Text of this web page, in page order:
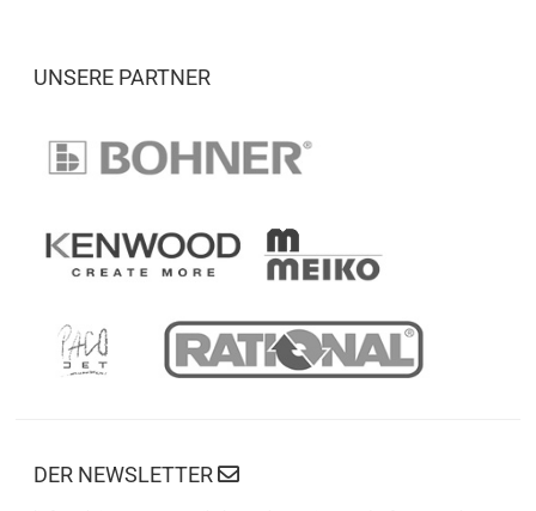
UNSERE PARTNER
DER NEWSLETTER